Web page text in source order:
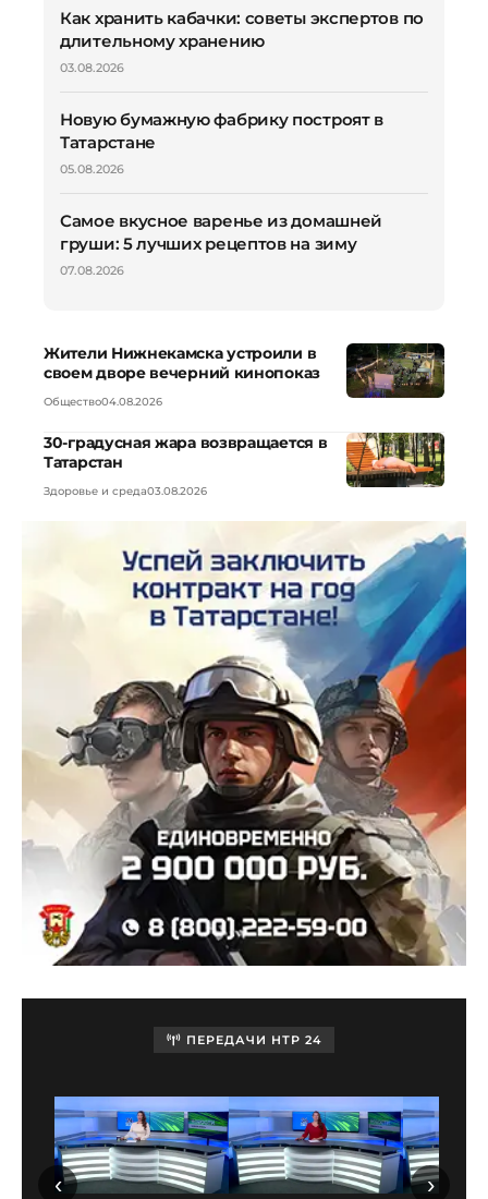
Как хранить кабачки: советы экспертов по
длительному хранению
03.08.2026
Новую бумажную фабрику построят в
Татарстане
05.08.2026
Самое вкусное варенье из домашней
груши: 5 лучших рецептов на зиму
07.08.2026
Жители Нижнекамска устроили в
своем дворе вечерний кинопоказ
Общество04.08.2026
30-градусная жара возвращается в
Татарстан
Здоровье и среда03.08.2026
ПЕРЕДАЧИ НТР 24
‹ ›